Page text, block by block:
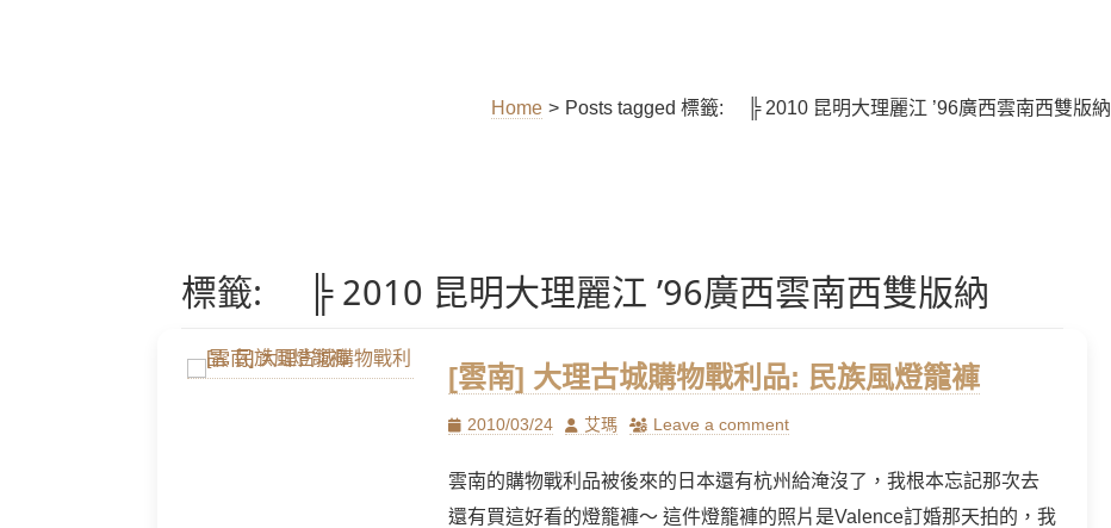
Home > Posts tagged 標籤: ╠ 2010 昆明大理麗江 ’96廣西雲南西雙版納
標籤: ╠ 2010 昆明大理麗江 ’96廣西雲南西雙版納
[雲南] 大理古城購物戰利品: 民族風燈籠褲
Posted
2010/03/24 Author
艾瑪 Leave a comment
雲南的購物戰利品被後來的日本還有杭州給淹沒了，我根本忘記那次去
還有買這好看的燈籠褲～ 這件燈籠褲的照片是Valence訂婚那天拍的，我